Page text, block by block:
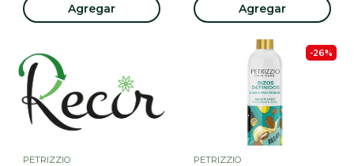
Agregar Agregar
PETRIZZIO
-26%
PETRIZZIO